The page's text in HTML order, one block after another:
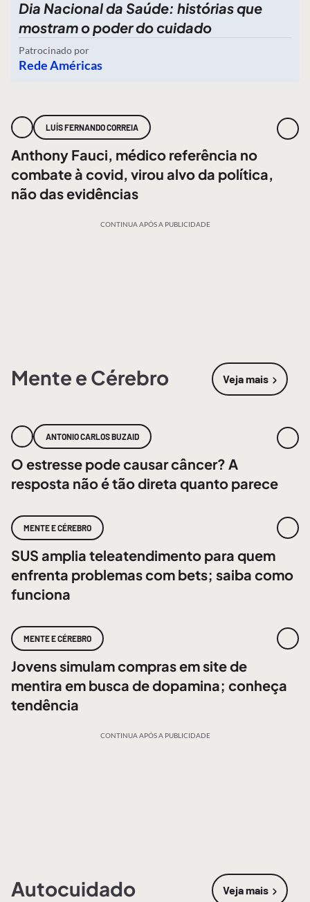
Dia Nacional da Saúde: histórias que
mostram o poder do cuidado
Patrocinado por
Rede Américas
LUÍS FERNANDO CORREIA
Anthony Fauci, médico referência no
combate à covid, virou alvo da política,
não das evidências
CONTINUA APÓS A PUBLICIDADE
Mente e Cérebro Veja mais
sobre
ANTONIO CARLOS BUZAID
O estresse pode causar câncer? A
resposta não é tão direta quanto parece
MENTE E CÉREBRO
SUS amplia teleatendimento para quem
enfrenta problemas com bets; saiba como
funciona
MENTE E CÉREBRO
Jovens simulam compras em site de
mentira em busca de dopamina; conheça
tendência
CONTINUA APÓS A PUBLICIDADE
Autocuidado Veja mais
sobre